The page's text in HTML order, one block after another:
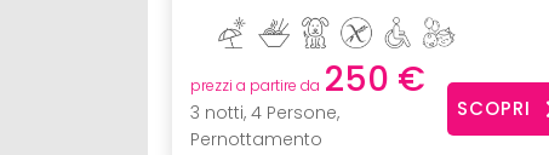
prezzi a partire da 250 €
3 notti, 4 Persone,
Pernottamento
SCOPRI